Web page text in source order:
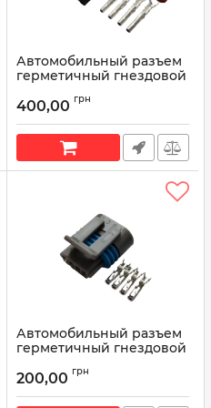
Автомобильный разъем
герметичный гнездовой
Delphi 12020832
2,5мм
12020832
400,00 грн
Автомобильный разъем
герметичный гнездовой
Delphi 12162833 12162834
200,00 грн